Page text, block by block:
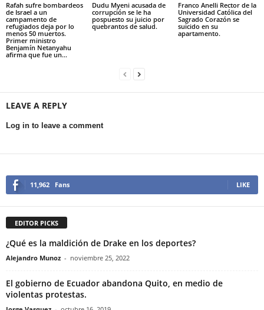
Rafah sufre bombardeos
de Israel a un
campamento de
refugiados deja por lo
menos 50 muertos.
Primer ministro
Benjamín Netanyahu
afirma que fue un...
Dudu Myeni acusada de
corrupción se le ha
pospuesto su juicio por
quebrantos de salud.
Franco Anelli Rector de la
Universidad Católica del
Sagrado Corazón se
suicido en su
apartamento.
LEAVE A REPLY
Log in to leave a comment
11,962 Fans LIKE
EDITOR PICKS
¿Qué es la maldición de Drake en los deportes?
Alejandro Munoz - noviembre 25, 2022
El gobierno de Ecuador abandona Quito, en medio de
violentas protestas.